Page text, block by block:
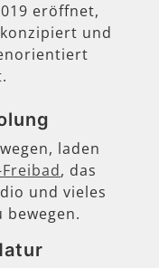
eröffnet,
und
laden
, das
und vieles
bewegen.